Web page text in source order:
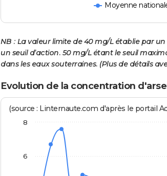
Moyenne
NB : La valeur limite de 40 mg/L établie par
un seuil d’action. 50 mg/L étant le seuil
dans les eaux souterraines. (Plus de détails
Evolution de la concentration
(source : Linternaute.com d'après le portail
6
8